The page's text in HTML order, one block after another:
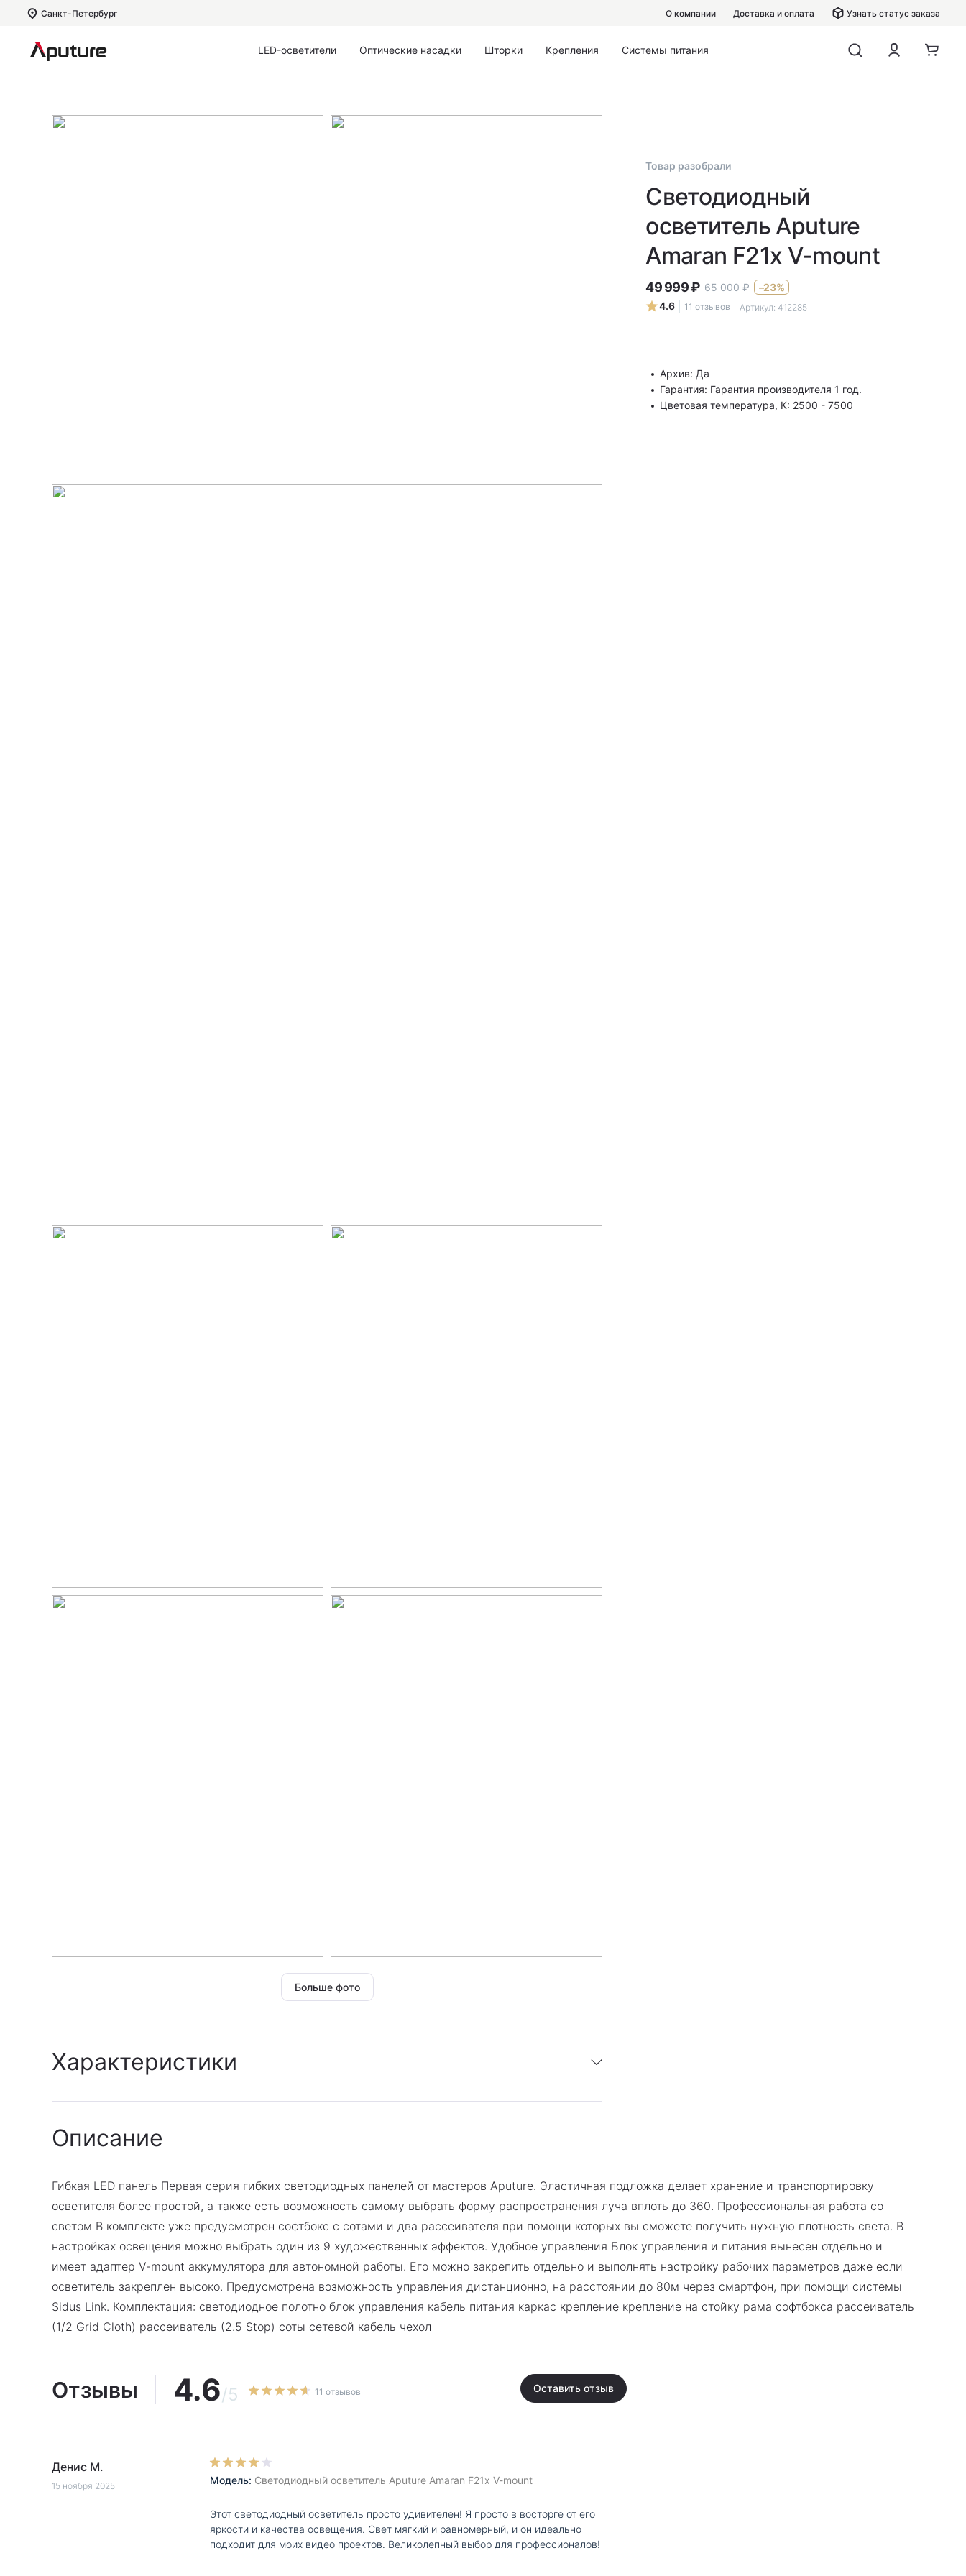
Санкт-Петербург О компании Доставка и оплата Узнать статус заказа
LED-осветители Оптические насадки Шторки Крепления Системы питания
Больше фото
Характеристики
Гарантия:
Мощность диодов, Вт
100
Комплектация:
блок питания \ кабель питания \ осветитель \ сетевой адаптер \ сетевой
Товар разобрали
Светодиодный
осветитель Aputure
Amaran F21x V-mount
49 999₽ 65 000 ₽
–23%
4.6
11 отзывов Артикул: 412285
Архив: Да
Гарантия: Гарантия производителя 1 год.
Цветовая температура, К: 2500 - 7500
Описание
Гибкая LED панель Первая серия гибких светодиодных панелей от мастеров Aputure. Эластичная подложка делает хранение и транспортировку
осветителя более простой, а также есть возможность самому выбрать форму распространения луча вплоть до 360. Профессиональная работа со
светом В комплекте уже предусмотрен софтбокс с сотами и два рассеивателя при помощи которых вы сможете получить нужную плотность света. В
настройках освещения можно выбрать один из 9 художественных эффектов. Удобное управления Блок управления и питания вынесен отдельно и
имеет адаптер V-mount аккумулятора для автономной работы. Его можно закрепить отдельно и выполнять настройку рабочих параметров даже если
осветитель закреплен высоко. Предусмотрена возможность управления дистанционно, на расстоянии до 80м через смартфон, при помощи системы
Sidus Link. Комплектация: светодиодное полотно блок управления кабель питания каркас крепление крепление на стойку рама софтбокса рассеиватель
(1/2 Grid Cloth) рассеиватель (2.5 Stop) соты сетевой кабель чехол
Отзывы 4.6/5 11 отзывов Оставить отзыв
Денис М.
15 ноября 2025 Модель: Светодиодный осветитель Aputure Amaran F21x V-mount
Этот светодиодный осветитель просто удивителен! Я просто в восторге от его
яркости и качества освещения. Свет мягкий и равномерный, и он идеально
подходит для моих видео проектов. Великолепный выбор для профессионалов!